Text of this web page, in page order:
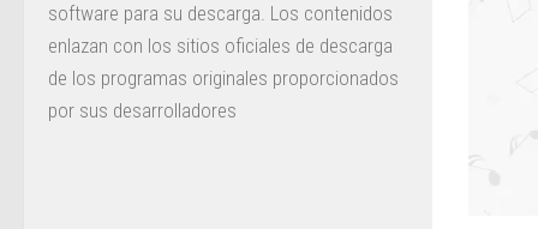
software para su descarga. Los contenidos
enlazan con los sitios oficiales de descarga
de los programas originales proporcionados
por sus desarrolladores